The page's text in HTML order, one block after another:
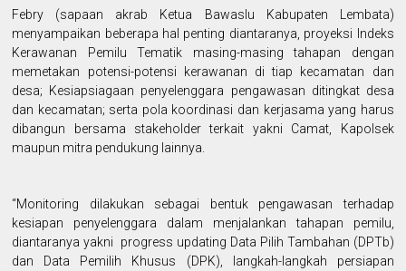
Febry (sapaan akrab Ketua Bawaslu Kabupaten Lembata)
menyampaikan beberapa hal penting diantaranya, proyeksi Indeks
Kerawanan Pemilu Tematik masing-masing tahapan dengan
memetakan potensi-potensi kerawanan di tiap kecamatan dan
desa; Kesiapsiagaan penyelenggara pengawasan ditingkat desa
dan kecamatan; serta pola koordinasi dan kerjasama yang harus
dibangun bersama stakeholder terkait yakni Camat, Kapolsek
maupun mitra pendukung lainnya.
“Monitoring dilakukan sebagai bentuk pengawasan terhadap
kesiapan penyelenggara dalam menjalankan tahapan pemilu,
diantaranya yakni progress updating Data Pilih Tambahan (DPTb)
dan Data Pemilih Khusus (DPK), langkah-langkah persiapan